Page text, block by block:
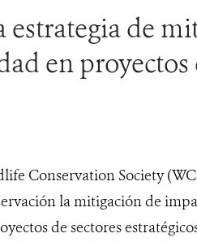
estrategia de
en proyectos
Conservation Society
la mitigación de
de sectores